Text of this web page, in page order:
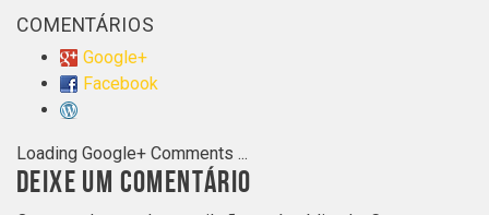
COMENTÁRIOS
Google+
Facebook
Loading Google+ Comments ...
DEIXE UM COMENTÁRIO